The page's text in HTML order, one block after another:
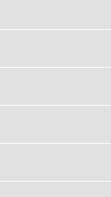
な多彩なカラーリ